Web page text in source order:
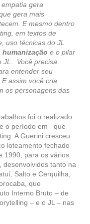
gera
gera mais
E mesmo dentro
em textos de
uso técnicas do JL
humanização e o pilar
JL. Você precisa
entender seu
assim você cria
os personagens das
foi o realizado
o período em que
A Guerini cresceu
loteamento fechado
1990, para os vários
tanto na
Salto e Cerquilha,
que
Interno Bruto – de
– e o JL – nas